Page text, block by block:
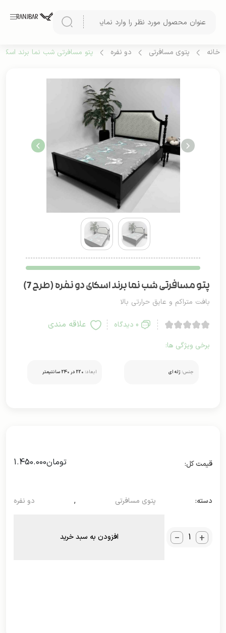
خانه پتوی مسافرتی دو نفره پتو مسافرتی شب نما برند
پتو مسافرتی شب نما برند اسکای دو نفره (طرح 7)
بافت متراکم و عایق حرارتی بالا
0 دیدگاه علاقه مندی
برخی ویژگی ها:
جنس: ژله ای ابعاد: 220 در 240 سانتیمتر
تومان1.450.000
دسته: پتوی مسافرتی , دو نفره
_ + افزودن به سبد خرید